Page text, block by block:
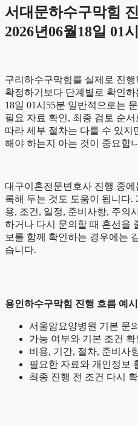
서대문하수구막힘
2026년06월18일 01
구리하수구막힘를 실제로 진
확정하기보다 단계별로 확인하
18일 01시55분 일반적으로는
필요 자료 확인, 최종 검토 순
따라 세부 절차는 다를 수 있지
해야 하는지 아는 것이 중요합
대구이혼전문변호사 진행 중에
록해 두는 것도 도움이 됩니다.
용, 조건, 일정, 준비사항, 주의
하거나 다시 문의할 때 혼선을
보를 함께 확인하는 경우에는
습니다.
용인하수구막힘 진행 흐름 예
서울암요양병원 기본 문
가능 여부와 기본 조건 확
비용, 기간, 절차, 준비사
필요한 자료와 개인정보
최종 진행 전 조건 다시 확